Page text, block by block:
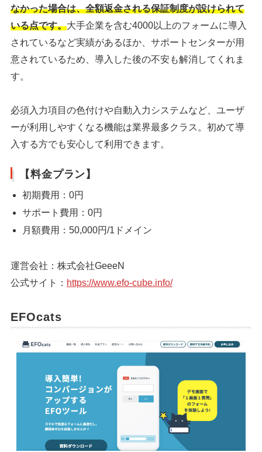
なかった場合は、全額返金される保証制度が設けられて
いる点です。大手企業を含む4000以上のフォームに導入
されているなど実績があるほか、サポートセンターが用
意されているため、導入した後の不安も解消してくれま
す。
必須入力項目の色付けや自動入力システムなど、ユーザ
ーが利用しやすくなる機能は業界最多クラス。初めて導
入する方でも安心して利用できます。
【料金プラン】
初期費用：0円
サポート費用：0円
月額費用：50,000円/1ドメイン
運営会社：株式会社GeeeN
公式サイト： https://www.efo-cube.info/
EFOcats